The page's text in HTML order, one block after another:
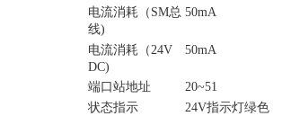
电流消耗（SM总
线)
50mA
电流消耗（24V
DC)
50mA
端口站地址
20~51
状态指示
24V指示灯绿色